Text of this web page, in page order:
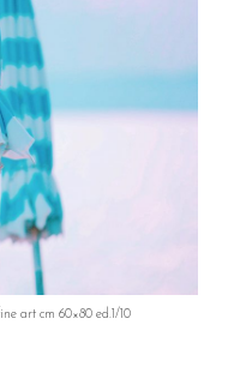
art cm 60×80 ed.1/10